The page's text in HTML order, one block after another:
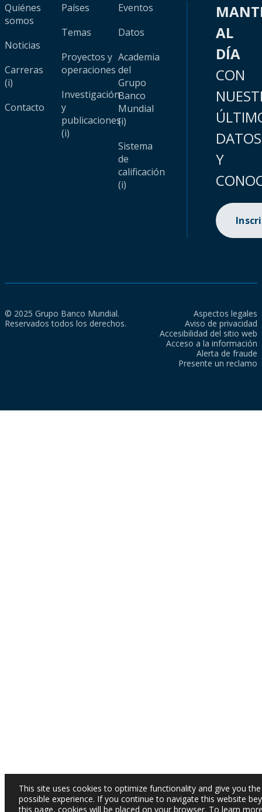
Quiénes
somos
Noticias
Carreras
(i)
Contacto
Países
Temas
Proyectos y
operaciones
Investigación
y
publicaciones
(i)
Eventos
Datos
Academia
del
Grupo
Banco
Mundial
(i)
Sistema
de
calificación
(i)
AL
DÍA
CON
DATOS
Y
© 2025 Grupo Banco Mundial.
Reservados todos los derechos.
Aspectos legales
Aviso de privacidad
Accesibilidad del sitio web
Acceso a la información
Alerta de fraude
Presente un reclamo
This site uses cookies to optimize functionality and give you
possible experience. If you continue to navigate this website
this page, cookies will be placed on your browser. To learn